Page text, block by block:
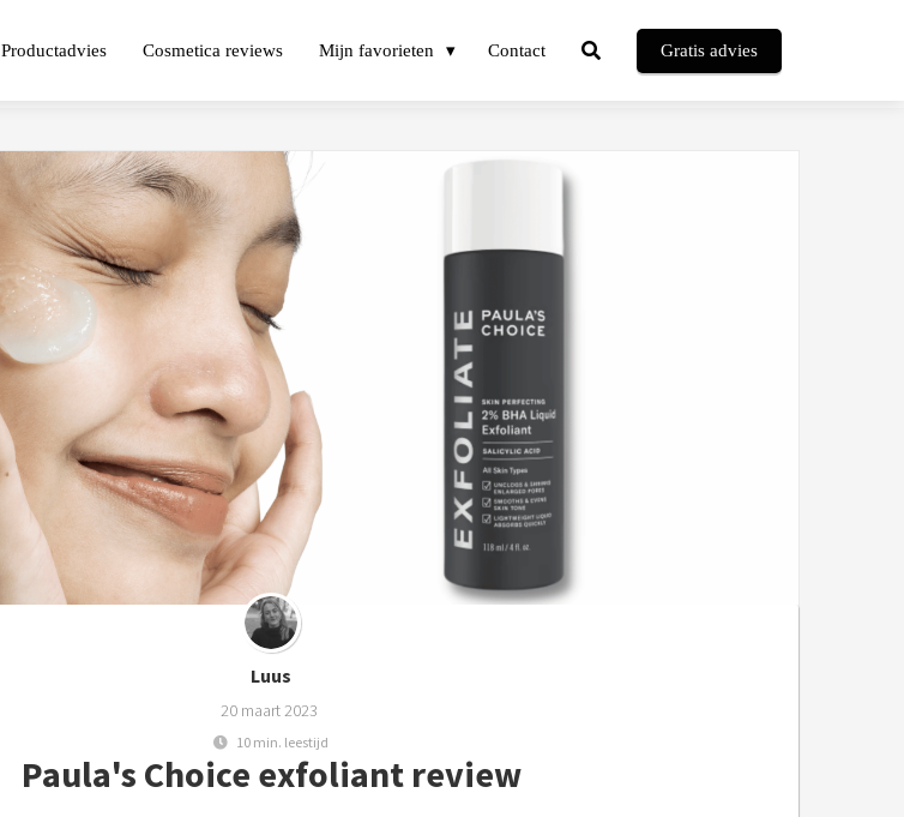
Productadvies Cosmetica reviews Mijn favorieten Contact Gratis advies
Luus
20 maart 2023
10 min. leestijd
Paula's Choice exfoliant review